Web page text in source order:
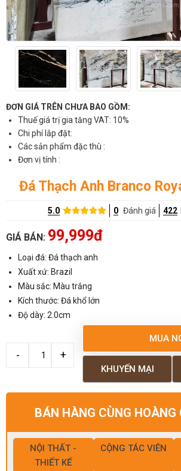
ĐƠN GIÁ TRÊN CHƯA BAO GỒM:
Thuế giá trị gia tăng VAT: 10%
Chi phí lắp đặt:
Các sản phẩm đặc thù :
Đơn vị tính :
Đá Thạch Anh Branco
5.0 0 Đánh giá 422
GIÁ BÁN: 99,999đ
Loại đá: Đá thạch anh
Xuất xứ: Brazil
Màu sắc: Màu trắng
Kích thước: Đá khổ lớn
Độ dày: 2.0cm
MUA
KHUYẾN MẠI
BÁN HÀNG CÙNG HOÀNG
NỘI THẤT -
THIẾT KẾ
CỘNG TÁC VIÊN